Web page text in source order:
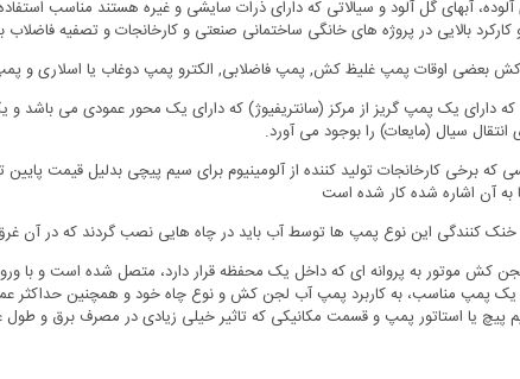
بالایی در پروژه های خانگی ساختمانی صنعتی و کارخانجات و تصفیه فاضلاب
بعضی اوقات پمپ غلیظ کش, پمپ فاضلابی, الکترو پمپ دوغاب یا اسلاری و
یک پمپ گریز از مرکز (سانتریفیوژ) که دارای یک محور عمودی می باشد
سیال (مایعات) را بوجود می آورد.
که برخی کارخانجات تولید کننده از آلومینیوم برای سیم پیچی بدلیل قیمت
به آن اشاره شده کار شده است
خنک کنندگی این نوع پمپ ها توسط آب باید در چاه هایی نصب گردند که
کش موتور به پروانه ای که داخل یک محفظه قرار دارد، متصل شده است و با
یک پمپ مناسب، به کاربرد پمپ آب لجن کش و نوع چاه خود و همچنین
پیچ یا استاتور پمپ و قسمت مکانیکی که تاثیر خیلی زیادی در مصرف برق و طول